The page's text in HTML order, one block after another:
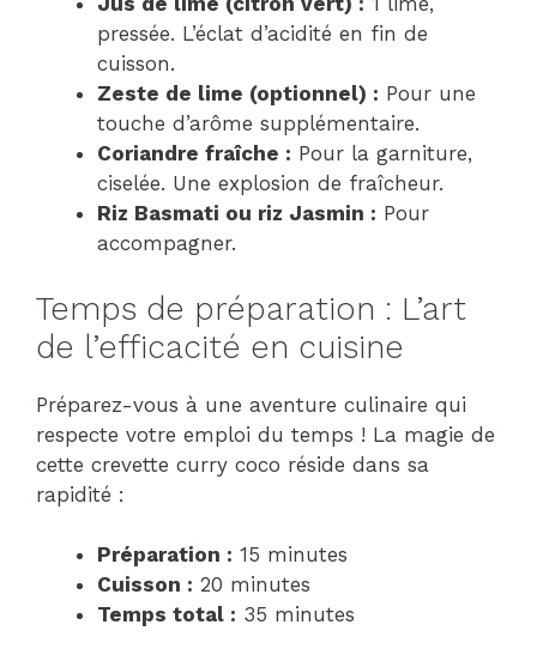
pressée. L’éclat d’acidité en fin de
cuisson.
Zeste de lime (optionnel) : Pour une
touche d’arôme supplémentaire.
Coriandre fraîche : Pour la garniture,
ciselée. Une explosion de fraîcheur.
Riz Basmati ou riz Jasmin : Pour
accompagner.
Temps de préparation : L’art
de l’efficacité en cuisine
Préparez-vous à une aventure culinaire qui
respecte votre emploi du temps ! La magie de
cette crevette curry coco réside dans sa
rapidité :
Préparation : 15 minutes
Cuisson : 20 minutes
Temps total : 35 minutes